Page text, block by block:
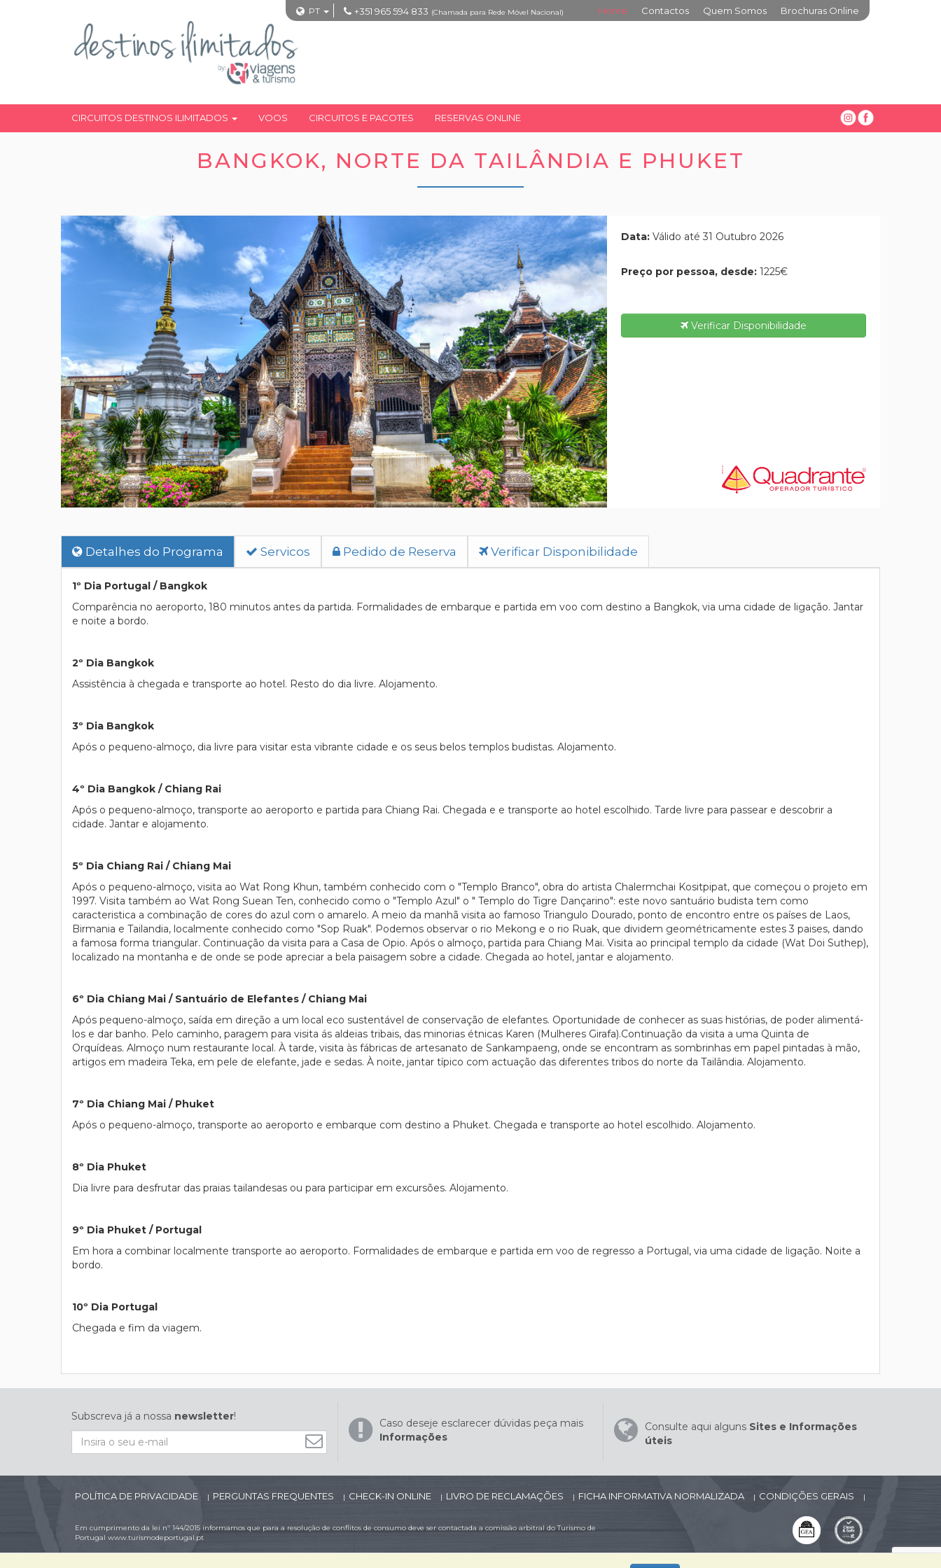
PT +351 965 594 833 (Chamada para Rede Móvel Nacional) Home Contactos Quem Somos Brochuras Online
CIRCUITOS DESTINOS ILIMITADOS VOOS CIRCUITOS E PACOTES RESERVAS ONLINE
BANGKOK, NORTE DA TAILÂNDIA E PHUKET
Data: Válido até 31 Outubro 2026
Preço por pessoa, desde: 1225€
Verificar Disponibilidade
Detalhes do Programa Servicos Pedido de Reserva Verificar Disponibilidade
1º Dia Portugal / Bangkok
Comparência no aeroporto, 180 minutos antes da partida. Formalidades de embarque e partida em voo com destino a Bangkok, via uma cidade de ligação. Jantar
e noite a bordo.
2º Dia Bangkok
Assistência à chegada e transporte ao hotel. Resto do dia livre. Alojamento.
3º Dia Bangkok
Após o pequeno-almoço, dia livre para visitar esta vibrante cidade e os seus belos templos budistas. Alojamento.
4º Dia Bangkok / Chiang Rai
Após o pequeno-almoço, transporte ao aeroporto e partida para Chiang Rai. Chegada e e transporte ao hotel escolhido. Tarde livre para passear e descobrir a
cidade. Jantar e alojamento.
5º Dia Chiang Rai / Chiang Mai
Após o pequeno-almoço, visita ao Wat Rong Khun, também conhecido com o "Templo Branco", obra do artista Chalermchai Kositpipat, que começou o projeto em
1997. Visita também ao Wat Rong Suean Ten, conhecido como o "Templo Azul" o " Templo do Tigre Dançarino": este novo santuário budista tem como
caracteristica a combinação de cores do azul com o amarelo. A meio da manhã visita ao famoso Triangulo Dourado, ponto de encontro entre os países de Laos,
Birmania e Tailandia, localmente conhecido como "Sop Ruak". Podemos observar o rio Mekong e o rio Ruak, que dividem geométricamente estes 3 paises, dando
a famosa forma triangular. Continuação da visita para a Casa de Opio. Após o almoço, partida para Chiang Mai. Visita ao principal templo da cidade (Wat Doi Suthep),
localizado na montanha e de onde se pode apreciar a bela paisagem sobre a cidade. Chegada ao hotel, jantar e alojamento.
6º Dia Chiang Mai / Santuário de Elefantes / Chiang Mai
Após pequeno-almoço, saída em direção a um local eco sustentável de conservação de elefantes. Oportunidade de conhecer as suas histórias, de poder alimentá-
los e dar banho. Pelo caminho, paragem para visita ás aldeias tribais, das minorias étnicas Karen (Mulheres Girafa).Continuação da visita a uma Quinta de
Orquídeas. Almoço num restaurante local. À tarde, visita às fábricas de artesanato de Sankampaeng, onde se encontram as sombrinhas em papel pintadas à mão,
artigos em madeira Teka, em pele de elefante, jade e sedas. À noite, jantar típico com actuação das diferentes tribos do norte da Tailândia. Alojamento.
7º Dia Chiang Mai / Phuket
Após o pequeno-almoço, transporte ao aeroporto e embarque com destino a Phuket. Chegada e transporte ao hotel escolhido. Alojamento.
8º Dia Phuket
Dia livre para desfrutar das praias tailandesas ou para participar em excursões. Alojamento.
9º Dia Phuket / Portugal
Em hora a combinar localmente transporte ao aeroporto. Formalidades de embarque e partida em voo de regresso a Portugal, via uma cidade de ligação. Noite a
bordo.
10º Dia Portugal
Chegada e fim da viagem.
Subscreva já a nossa newsletter!
Caso deseje esclarecer dúvidas peça mais
Informações
Consulte aqui alguns Sites e Informações
úteis
POLÍTICA DE PRIVACIDADE | PERGUNTAS FREQUENTES | CHECK-IN ONLINE | LIVRO DE RECLAMAÇÕES | FICHA INFORMATIVA NORMALIZADA | CONDIÇÕES GERAIS |
Em cumprimento da lei nº 144/2015 informamos que para a resolução de conflitos de consumo deve ser contactada a comissão arbitral do Turismo de
Portugal www.turismodeportugal.pt